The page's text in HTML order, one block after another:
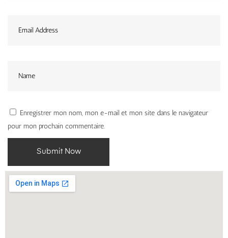
Enregistrer mon nom, mon e-mail et mon site dans le navigateur
pour mon prochain commentaire.